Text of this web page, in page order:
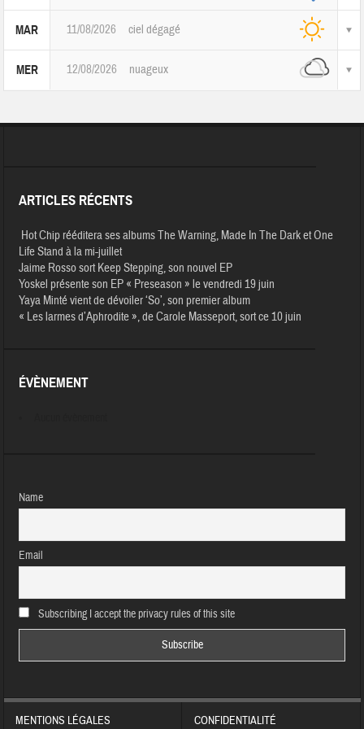
MAR 11/08/2026 ciel dégagé
MER 12/08/2026 nuageux
ARTICLES RÉCENTS
Hot Chip rééditera ses albums The Warning, Made In The Dark et One
Life Stand à la mi-juillet
Jaime Rosso sort Keep Stepping, son nouvel EP
Yoskel présente son EP « Preseason » le vendredi 19 juin
Yaya Minté vient de dévoiler ‘So’, son premier album
« Les larmes d’Aphrodite », de Carole Masseport, sort ce 10 juin
ÉVÈNEMENT
Name
Email
Subscribing I accept the privacy rules of this site
MENTIONS LÉGALES CONFIDENTIALITÉ